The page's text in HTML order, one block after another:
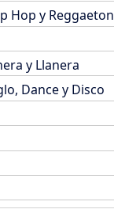
Hop y Reggaeton
y Llanera
Dance y Disco